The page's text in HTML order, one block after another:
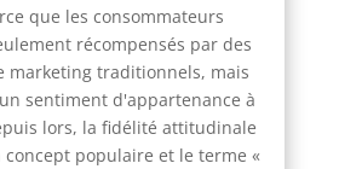
que les consommateurs
récompensés par des
marketing traditionnels, mais
sentiment d'appartenance à
lors, la fidélité attitudinale
populaire et le terme «